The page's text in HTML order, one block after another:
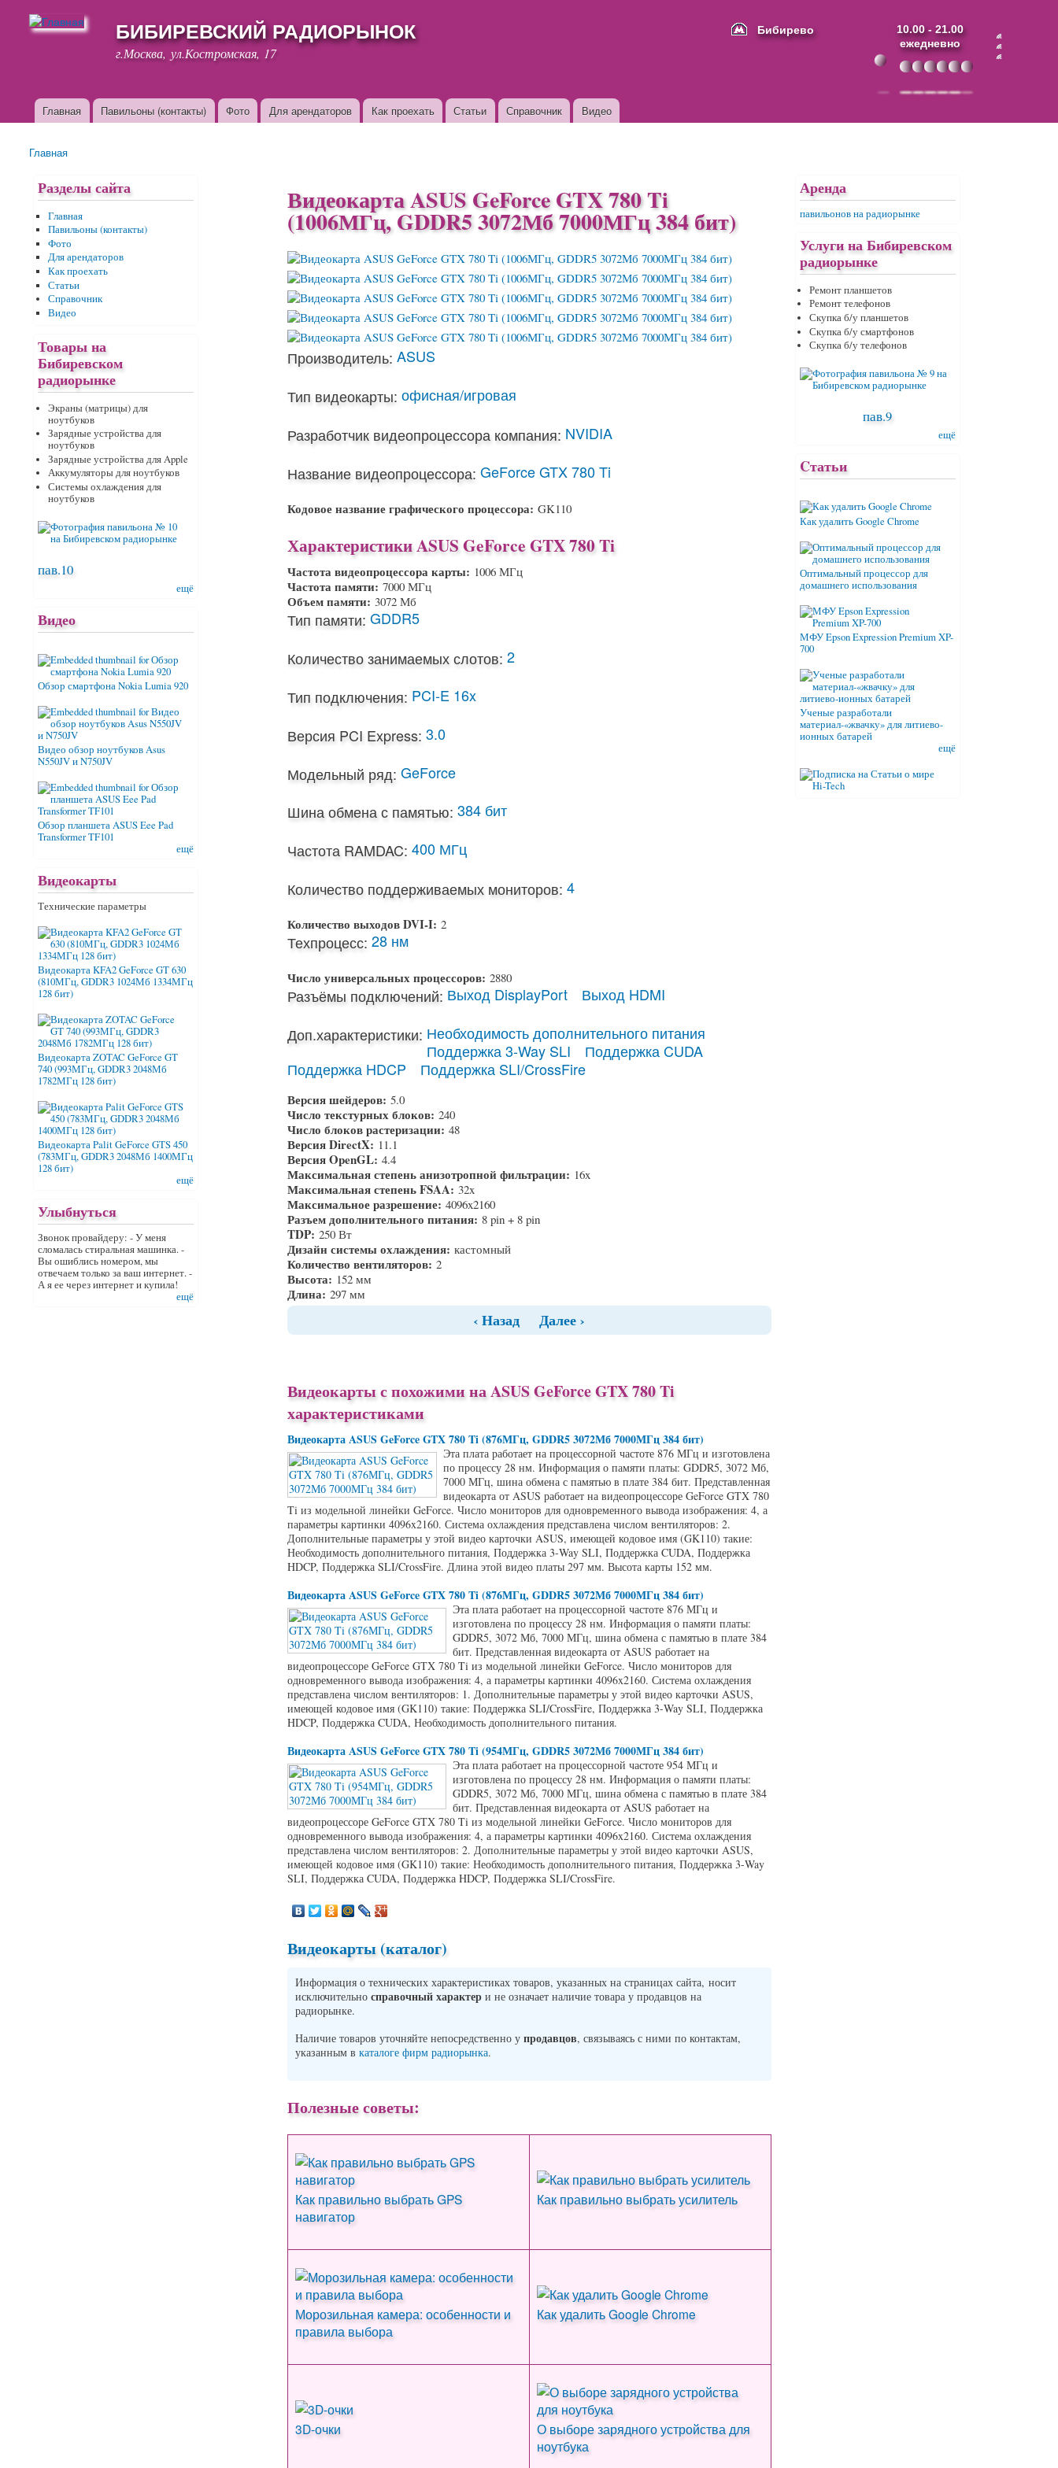
БИБИРЕВСКИЙ РАДИОРЫНОК
г.Москва, ул.Костромская, 17
Бибирево
10.00 - 21.00
ежедневно
Основные ссылки
Главная Павильоны (контакты) Фото Для арендаторов Как проехать Статьи Справочник Видео
Вы здесь
Главная
Видеокарта ASUS GeForce GTX 780 Ti
(1006МГц, GDDR5 3072Мб 7000МГц 384 бит)
Производитель: ASUS
Тип видеокарты: офисная/игровая
Разработчик видеопроцессора компания: NVIDIA
Название видеопроцессора: GeForce GTX 780 Ti
Кодовое название графического процессора: GK110
Характеристики ASUS GeForce GTX 780 Ti
Частота видеопроцессора карты: 1006 МГц
Частота памяти: 7000 МГц
Объем памяти: 3072 Мб
Тип памяти: GDDR5
Количество занимаемых слотов: 2
Тип подключения: PCI-E 16x
Версия PCI Express: 3.0
Модельный ряд: GeForce
Шина обмена с памятью: 384 бит
Частота RAMDAC: 400 МГц
Количество поддерживаемых мониторов: 4
Количество выходов DVI-I: 2
Техпроцесс: 28 нм
Число универсальных процессоров: 2880
Разъёмы подключений: Выход DisplayPort
Выход HDMI
Доп.характеристики: Необходимость дополнительного питания
Поддержка 3-Way SLI
Поддержка CUDA
Поддержка HDCP
Поддержка SLI/CrossFire
Версия шейдеров: 5.0
Число текстурных блоков: 240
Число блоков растеризации: 48
Версия DirectX: 11.1
Версия OpenGL: 4.4
Максимальная степень анизотропной фильтрации: 16x
Максимальная степень FSAA: 32x
Максимальное разрешение: 4096x2160
Разъем дополнительного питания: 8 pin + 8 pin
TDP: 250 Вт
Дизайн системы охлаждения: кастомный
Количество вентиляторов: 2
Высота: 152 мм
Длина: 297 мм
‹ Назад Далее ›
Видеокарты с похожими на ASUS GeForce GTX 780 Ti
характеристиками
Видеокарта ASUS GeForce GTX 780 Ti (876МГц, GDDR5 3072Мб 7000МГц 384 бит)
Эта плата работает на процессорной частоте 876 МГц и изготовлена
по процессу 28 нм. Информация о памяти платы: GDDR5, 3072 Мб,
7000 МГц, шина обмена с памятью в плате 384 бит. Представленная
видеокарта от ASUS работает на видеопроцессоре GeForce GTX 780
Ti из модельной линейки GeForce. Число мониторов для одновременного вывода изображения: 4, а
параметры картинки 4096x2160. Система охлаждения представлена числом вентиляторов: 2.
Дополнительные параметры у этой видео карточки ASUS, имеющей кодовое имя (GK110) такие:
Необходимость дополнительного питания, Поддержка 3-Way SLI, Поддержка CUDA, Поддержка
HDCP, Поддержка SLI/CrossFire. Длина этой видео платы 297 мм. Высота карты 152 мм.
Видеокарта ASUS GeForce GTX 780 Ti (876МГц, GDDR5 3072Мб 7000МГц 384 бит)
Эта плата работает на процессорной частоте 876 МГц и
изготовлена по процессу 28 нм. Информация о памяти платы:
GDDR5, 3072 Мб, 7000 МГц, шина обмена с памятью в плате 384
бит. Представленная видеокарта от ASUS работает на
видеопроцессоре GeForce GTX 780 Ti из модельной линейки GeForce. Число мониторов для
одновременного вывода изображения: 4, а параметры картинки 4096x2160. Система охлаждения
представлена числом вентиляторов: 1. Дополнительные параметры у этой видео карточки ASUS,
имеющей кодовое имя (GK110) такие: Поддержка SLI/CrossFire, Поддержка 3-Way SLI, Поддержка
HDCP, Поддержка CUDA, Необходимость дополнительного питания.
Видеокарта ASUS GeForce GTX 780 Ti (954МГц, GDDR5 3072Мб 7000МГц 384 бит)
Эта плата работает на процессорной частоте 954 МГц и
изготовлена по процессу 28 нм. Информация о памяти платы:
GDDR5, 3072 Мб, 7000 МГц, шина обмена с памятью в плате 384
бит. Представленная видеокарта от ASUS работает на
видеопроцессоре GeForce GTX 780 Ti из модельной линейки GeForce. Число мониторов для
одновременного вывода изображения: 4, а параметры картинки 4096x2160. Система охлаждения
представлена числом вентиляторов: 2. Дополнительные параметры у этой видео карточки ASUS,
имеющей кодовое имя (GK110) такие: Необходимость дополнительного питания, Поддержка 3-Way
SLI, Поддержка CUDA, Поддержка HDCP, Поддержка SLI/CrossFire.
Видеокарты (каталог)
Информация о технических характеристиках товаров, указанных на страницах сайта, носит
исключительно справочный характери не означает наличие товара у продавцов на
радиорынке.
Наличие товаров уточняйте непосредственно у продавцов, связываясь с ними по контактам,
указанным в каталоге фирм радиорынка.
Полезные советы:
Как правильно выбрать GPS
навигатор
Как правильно выбрать усилитель
Морозильная камера: особенности и
правила выбора
Как удалить Google Chrome
3D-очки
О выборе зарядного устройства для
ноутбука
Разделы сайта
Главная
Павильоны (контакты)
Фото
Для арендаторов
Как проехать
Статьи
Справочник
Видео
Товары на
Бибиревском
радиорынке
Экраны (матрицы) для
ноутбуков
Зарядные устройства для
ноутбуков
Зарядные устройства для Apple
Аккумуляторы для ноутбуков
Системы охлаждения для
ноутбуков
пав.10
ещё
Видео
Обзор смартфона Nokia Lumia 920
Видео обзор ноутбуков Asus
N550JV и N750JV
Обзор планшета ASUS Eee Pad
Transformer TF101
ещё
Видеокарты
Технические параметры
Видеокарта KFA2 GeForce GT 630
(810МГц, GDDR3 1024Мб 1334МГц
128 бит)
Видеокарта ZOTAC GeForce GT
740 (993МГц, GDDR3 2048Мб
1782МГц 128 бит)
Видеокарта Palit GeForce GTS 450
(783МГц, GDDR3 2048Мб 1400МГц
128 бит)
ещё
Улыбнуться
Звонок провайдеру: - У меня
сломалась стиральная машинка. -
Вы ошиблись номером, мы
отвечаем только за ваш интернет. -
А я ее через интернет и купила!
ещё
Аренда
павильонов на радиорынке
Услуги на Бибиревском
радиорынке
Ремонт планшетов
Ремонт телефонов
Скупка б/у планшетов
Скупка б/у смартфонов
Скупка б/у телефонов
пав.9
ещё
Cтатьи
Как удалить Google Chrome
Оптимальный процессор для
домашнего использования
МФУ Epson Expression Premium XP-
700
Ученые разработали
материал-«жвачку» для литиево-
ионных батарей
ещё